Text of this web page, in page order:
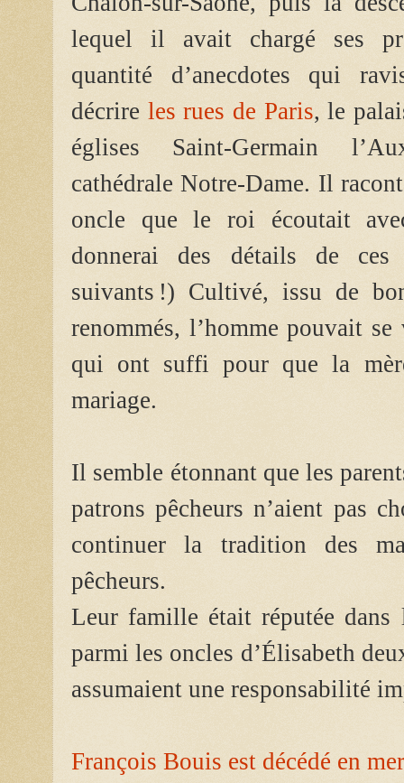
lequel il avait chargé ses
quantité d’anecdotes qui
décrire les rues de Paris, le
églises Saint-Germain
cathédrale Notre-Dame. Il
oncle que le roi écoutait
donnerai des détails de ces
suivants !) Cultivé, issu de
renommés, l’homme pouvait se
qui ont suffi pour que la
mariage.
Il semble étonnant que les
patrons pêcheurs n’aient pas
continuer la tradition des
pêcheurs.
Leur famille était réputée
parmi les oncles d’Élisabeth
assumaient une responsabilité
François Bouis est décédé en mer